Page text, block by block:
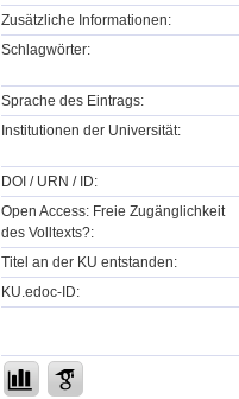
Zusätzliche Informationen:
Schlagwörter:
Sprache des Eintrags:
Institutionen der Universität:
DOI / URN / ID:
Open Access: Freie Zugänglichkeit
des Volltexts?:
Titel an der KU entstanden:
KU.edoc-ID: